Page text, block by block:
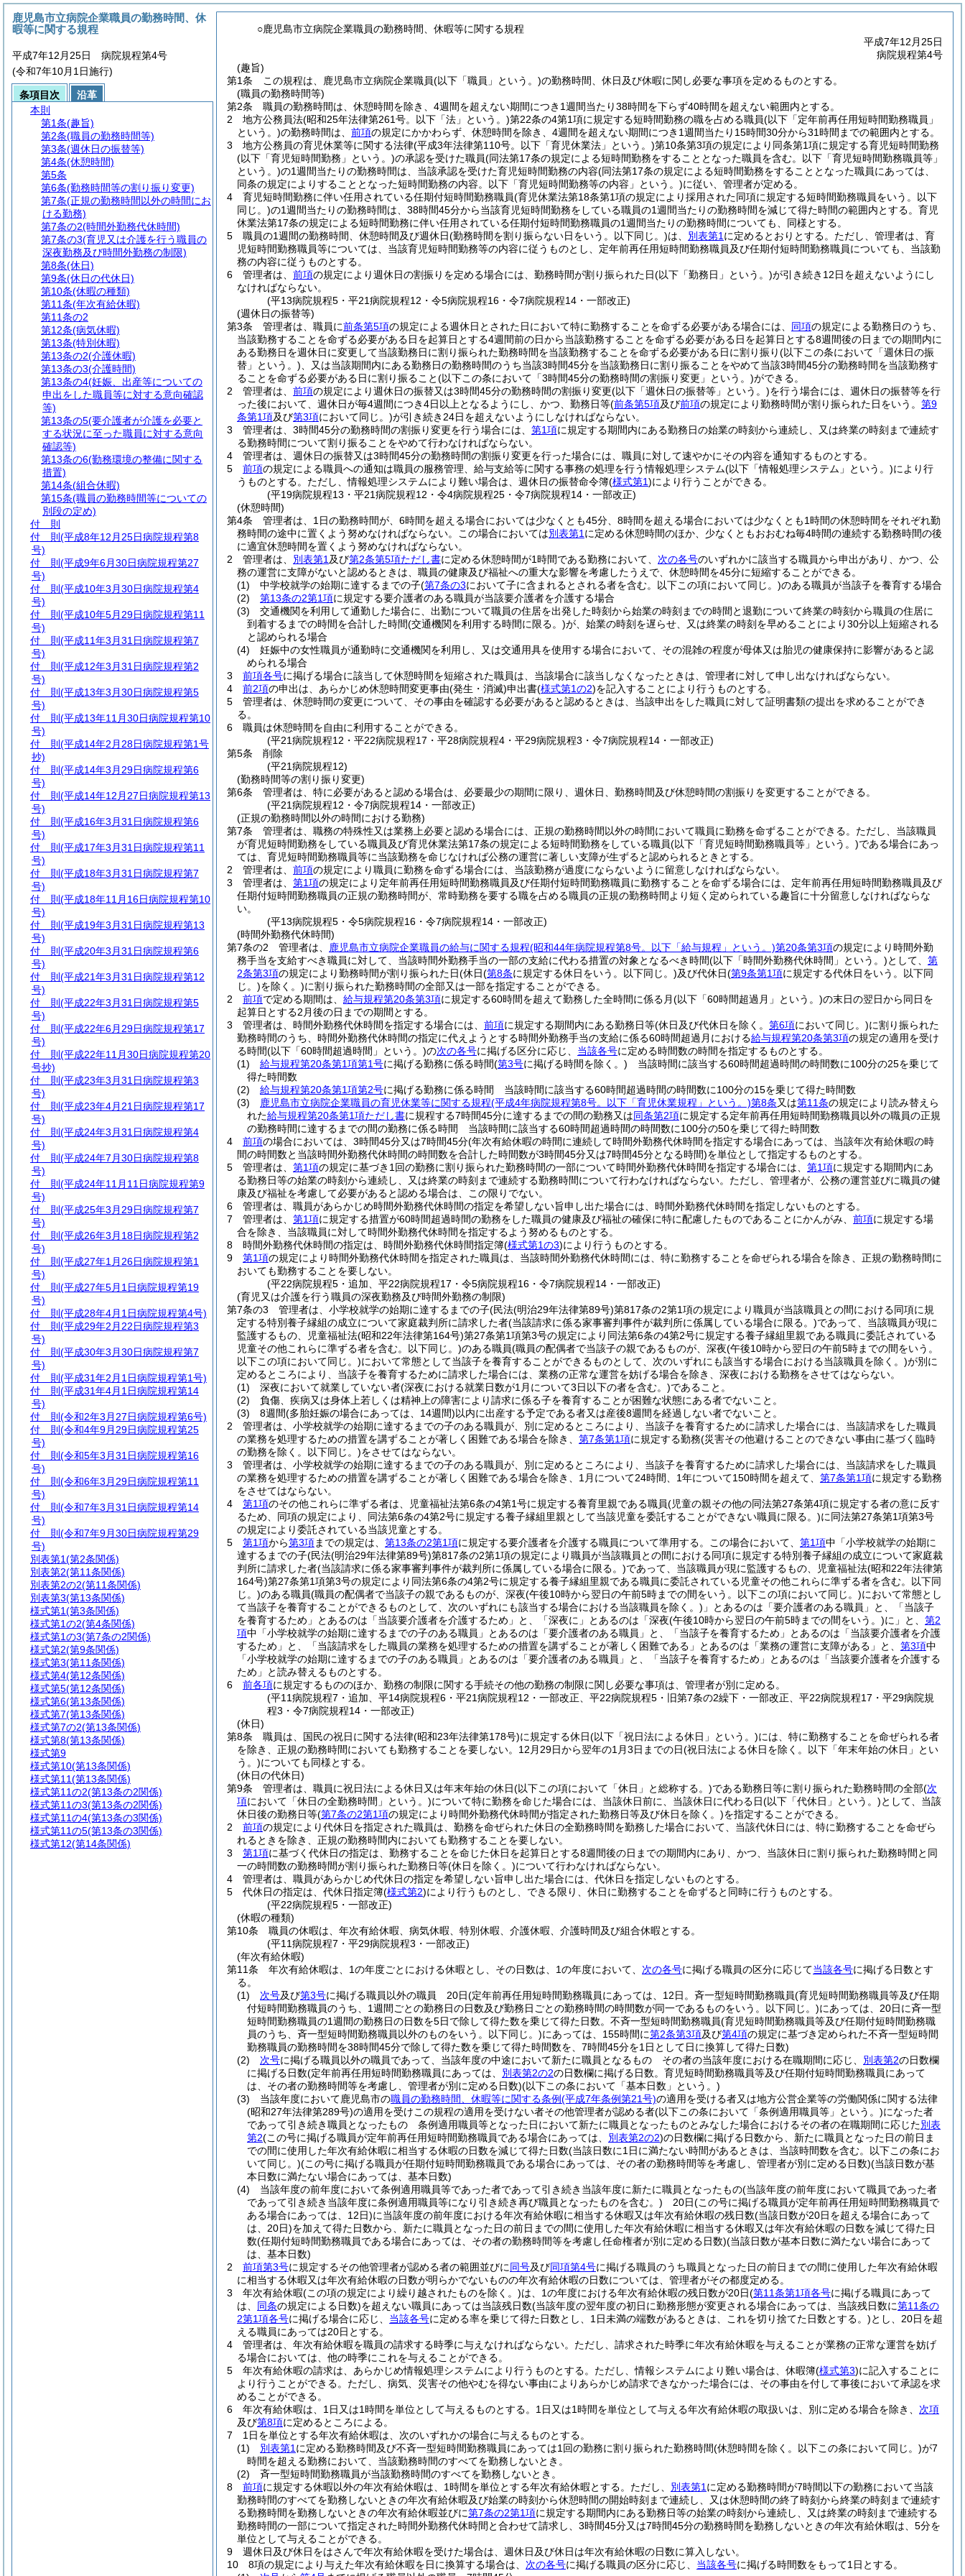
○鹿児島市立病院企業職員の勤務時間、休暇等に関する規程
平成7年12月25日
病院規程第4号
(趣旨)
第1条
この規程は、鹿児島市立病院企業職員(以下「職員」という。)の勤務時間、休日及び休暇に関し必要な事項を定めるものとする。
(職員の勤務時間等)
第2条
職員の勤務時間は、休憩時間を除き、4週間を超えない期間につき1週間当たり38時間を下らず40時間を超えない範囲内とする。
2
地方公務員法(昭和25年法律第261号。以下「法」という。)第22条の4第1項に規定する短時間勤務の職を占める職員(以下「定年前再任用短時間勤務職員」
という。)の勤務時間は、 前項の規定にかかわらず、休憩時間を除き、4週間を超えない期間につき1週間当たり15時間30分から31時間までの範囲内とする。
3
地方公務員の育児休業等に関する法律(平成3年法律第110号。以下「育児休業法」という。)第10条第3項の規定により同条第1項に規定する育児短時間勤務
(以下「育児短時間勤務」という。)の承認を受けた職員(同法第17条の規定による短時間勤務をすることとなった職員を含む。以下「育児短時間勤務職員等」
という。)の1週間当たりの勤務時間は、当該承認を受けた育児短時間勤務の内容(同法第17条の規定による短時間勤務をすることとなった職員にあっては、
同条の規定によりすることとなった短時間勤務の内容。以下「育児短時間勤務等の内容」という。)に従い、管理者が定める。
4
育児短時間勤務に伴い任用されている任期付短時間勤務職員(育児休業法第18条第1項の規定により採用された同項に規定する短時間勤務職員をいう。以下
同じ。)の1週間当たりの勤務時間は、38時間45分から当該育児短時間勤務をしている職員の1週間当たりの勤務時間を減じて得た時間の範囲内とする。 育児
休業法第17条の規定による短時間勤務に伴い任用されている任期付短時間勤務職員の1週間当たりの勤務時間についても、同様とする。
5
職員の1週間の勤務時間、休憩時間及び週休日(勤務時間を割り振らない日をいう。以下同じ。)は、 別表第1 に定めるとおりとする。 ただし、管理者は、育
児短時間勤務職員等については、当該育児短時間勤務等の内容に従うものとし、定年前再任用短時間勤務職員及び任期付短時間勤務職員についても、当該勤
務の内容に従うものとする。
6
管理者は、 前項の規定により週休日の割振りを定める場合には、勤務時間が割り振られた日(以下「勤務日」という。)が引き続き12日を超えないようにし
なければならない。
(平13病院規程5・平21病院規程12・令5病院規程16・令7病院規程14・一部改正)
(週休日の振替等)
第3条
管理者は、職員に前条第5項の規定による週休日とされた日において特に勤務することを命ずる必要がある場合には、 同項の規定による勤務日のうち、
当該勤務することを命ずる必要がある日を起算日とする4週間前の日から当該勤務することを命ずる必要がある日を起算日とする8週間後の日までの期間内に
ある勤務日を週休日に変更して当該勤務日に割り振られた勤務時間を当該勤務することを命ずる必要がある日に割り振り(以下この条において「週休日の振
替」という。) 、又は当該期間内にある勤務日の勤務時間のうち当該3時間45分を当該勤務日に割り振ることをやめて当該3時間45分の勤務時間を当該勤務す
ることを命ずる必要がある日に割り振ること(以下この条において「3時間45分の勤務時間の割振り変更」という。)ができる。
2
管理者は、 前項の規定により週休日の振替又は3時間45分の勤務時間の割振り変更(以下「週休日の振替等」という。)を行う場合には、週休日の振替等を行
った後において、週休日が毎4週間につき4日以上となるようにし、かつ、勤務日等(前条第5項及び前項の規定により勤務時間が割り振られた日をいう。 第9
条第1項及び第3項において同じ。)が引き続き24日を超えないようにしなければならない。
3
管理者は、3時間45分の勤務時間の割振り変更を行う場合には、 第1項に規定する期間内にある勤務日の始業の時刻から連続し、又は終業の時刻まで連続す
る勤務時間について割り振ることをやめて行わなければならない。
4
管理者は、週休日の振替又は3時間45分の勤務時間の割振り変更を行った場合には、職員に対して速やかにその内容を通知するものとする。
5
前項の規定による職員への通知は職員の服務管理、給与支給等に関する事務の処理を行う情報処理システム(以下「情報処理システム」という。)により行
うものとする。ただし、情報処理システムにより難い場合は、週休日の振替命令簿(様式第1)により行うことができる。
(平19病院規程13・平21病院規程12・令4病院規程25・令7病院規程14・一部改正)
(休憩時間)
第4条
管理者は、1日の勤務時間が、6時間を超える場合においては少なくとも45分、8時間を超える場合においては少なくとも1時間の休憩時間をそれぞれ勤
務時間の途中に置くよう努めなければならない。
この場合においては別表第1 に定める休憩時間のほか、少なくともおおむね毎4時間の連続する勤務時間の後
に適宜休憩時間を置くよう努めなければならない。
2
管理者は、 別表第1 及び第2条第5項ただし書に定める休憩時間が1時間である勤務において、 次の各号のいずれかに該当する職員から申出があり、かつ、公
務の運営に支障がないと認めるときは、職員の健康及び福祉への重大な影響を考慮したうえで、休憩時間を45分に短縮することができる。
(1)
中学校就学の始期に達するまでの子(第7条の3において子に含まれるとされる者を含む。以下この項において同じ。)のある職員が当該子を養育する場合
(2)
第13条の2第1項に規定する要介護者のある職員が当該要介護者を介護する場合
(3)
交通機関を利用して通勤した場合に、出勤について職員の住居を出発した時刻から始業の時刻までの時間と退勤について終業の時刻から職員の住居に
到着するまでの時間を合計した時間(交通機関を利用する時間に限る。)が、始業の時刻を遅らせ、又は終業の時刻を早めることにより30分以上短縮される
と認められる場合
(4)
妊娠中の女性職員が通勤時に交通機関を利用し、又は交通用具を使用する場合において、その混雑の程度が母体又は胎児の健康保持に影響があると認
められる場合
3
前項各号に掲げる場合に該当して休憩時間を短縮された職員は、当該場合に該当しなくなったときは、管理者に対して申し出なければならない。
4
前2項の申出は、あらかじめ休憩時間変更事由(発生・消滅)申出書(様式第1の2)を記入することにより行うものとする。
5
管理者は、休憩時間の変更について、その事由を確認する必要があると認めるときは、当該申出をした職員に対して証明書類の提出を求めることができ
る。
6
職員は休憩時間を自由に利用することができる。
(平21病院規程12・平22病院規程17・平28病院規程4・平29病院規程3・令7病院規程14・一部改正)
第5条
削除
(平21病院規程12)
(勤務時間等の割り振り変更)
第6条
管理者は、特に必要があると認める場合は、必要最少の期間に限り、週休日、勤務時間及び休憩時間の割振りを変更することができる。
(平21病院規程12・令7病院規程14・一部改正)
(正規の勤務時間以外の時間における勤務)
第7条
管理者は、職務の特殊性又は業務上必要と認める場合には、正規の勤務時間以外の時間において職員に勤務を命ずることができる。 ただし、当該職員
が育児短時間勤務をしている職員及び育児休業法第17条の規定による短時間勤務をしている職員(以下「育児短時間勤務職員等」という。)である場合にあっ
ては、育児短時間勤務職員等に当該勤務を命じなければ公務の運営に著しい支障が生ずると認められるときとする。
2
管理者は、 前項の規定により職員に勤務を命ずる場合には、当該勤務が過度にならないように留意しなければならない。
3
管理者は、 第1項の規定により定年前再任用短時間勤務職員及び任期付短時間勤務職員に勤務することを命ずる場合には、定年前再任用短時間勤務職員及び
任期付短時間勤務職員の正規の勤務時間が、常時勤務を要する職を占める職員の正規の勤務時間より短く定められている趣旨に十分留意しなければならな
い。
(平13病院規程5・令5病院規程16・令7病院規程14・一部改正)
(時間外勤務代休時間)
第7条の2
管理者は、 鹿児島市立病院企業職員の給与に関する規程(昭和44年病院規程第8号。以下「給与規程」という。)第20条第3項の規定により時間外勤
務手当を支給すべき職員に対して、当該時間外勤務手当の一部の支給に代わる措置の対象となるべき時間(以下「時間外勤務代休時間」という。)として、 第
2条第3項の規定により勤務時間が割り振られた日(休日(第8条に規定する休日をいう。以下同じ。)及び代休日(第9条第1項に規定する代休日をいう。以下同
じ。)を除く。)に割り振られた勤務時間の全部又は一部を指定することができる。
2
前項で定める期間は、 給与規程第20条第3項に規定する60時間を超えて勤務した全時間に係る月(以下「60時間超過月」という。)の末日の翌日から同日を
起算日とする2月後の日までの期間とする。
3
管理者は、時間外勤務代休時間を指定する場合には、 前項に規定する期間内にある勤務日等(休日及び代休日を除く。 第6項において同じ。)に割り振られた
勤務時間のうち、時間外勤務代休時間の指定に代えようとする時間外勤務手当の支給に係る60時間超過月における給与規程第20条第3項の規定の適用を受け
る時間(以下「60時間超過時間」という。)の次の各号に掲げる区分に応じ、 当該各号に定める時間数の時間を指定するものとする。
(1)
給与規程第20条第1項第1号に掲げる勤務に係る時間(第3号に掲げる時間を除く。) 当該時間に該当する60時間超過時間の時間数に100分の25を乗じて
得た時間数
(2)
給与規程第20条第1項第2号に掲げる勤務に係る時間 当該時間に該当する60時間超過時間の時間数に100分の15を乗じて得た時間数
(3)
鹿児島市立病院企業職員の育児休業等に関する規程(平成4年病院規程第8号。以下「育児休業規程」という。)第8条又は第11条の規定により読み替えら
れた給与規程第20条第1項ただし書に規程する7時間45分に達するまでの間の勤務又は同条第2項に規定する定年前再任用短時間勤務職員以外の職員の正規
の勤務時間に達するまでの間の勤務に係る時間 当該時間に該当する60時間超過時間の時間数に100分の50を乗じて得た時間数
4
前項の場合においては、3時間45分又は7時間45分(年次有給休暇の時間に連続して時間外勤務代休時間を指定する場合にあっては、当該年次有給休暇の時
間の時間数と当該時間外勤務代休時間の時間数を合計した時間数が3時間45分又は7時間45分となる時間)を単位として指定するものとする。
5
管理者は、 第1項の規定に基づき1回の勤務に割り振られた勤務時間の一部について時間外勤務代休時間を指定する場合には、 第1項に規定する期間内にあ
る勤務日等の始業の時刻から連続し、又は終業の時刻まで連続する勤務時間について行わなければならない。 ただし、管理者が、公務の運営並びに職員の健
康及び福祉を考慮して必要があると認める場合は、この限りでない。
6
管理者は、職員があらかじめ時間外勤務代休時間の指定を希望しない旨申し出た場合には、時間外勤務代休時間を指定しないものとする。
7
管理者は、 第1項に規定する措置が60時間超過時間の勤務をした職員の健康及び福祉の確保に特に配慮したものであることにかんがみ、 前項に規定する場
合を除き、当該職員に対して時間外勤務代休時間を指定するよう努めるものとする。
8
時間外勤務代休時間の指定は、時間外勤務代休時間指定簿(様式第1の3)により行うものとする。
9
第1項の規定により時間外勤務代休時間を指定された職員は、当該時間外勤務代休時間には、特に勤務することを命ぜられる場合を除き、正規の勤務時間に
おいても勤務することを要しない。
(平22病院規程5・追加、平22病院規程17・令5病院規程16・令7病院規程14・一部改正)
(育児又は介護を行う職員の深夜勤務及び時間外勤務の制限)
第7条の3
管理者は、小学校就学の始期に達するまでの子(民法(明治29年法律第89号)第817条の2第1項の規定により職員が当該職員との間における同項に規
定する特別養子縁組の成立について家庭裁判所に請求した者(当該請求に係る家事審判事件が裁判所に係属している場合に限る。)であって、当該職員が現に
監護するもの、児童福祉法(昭和22年法律第164号)第27条第1項第3号の規定により同法第6条の4第2号に規定する養子縁組里親である職員に委託されている
児童その他これらに準ずる者を含む。以下同じ。)のある職員(職員の配偶者で当該子の親であるものが、深夜(午後10時から翌日の午前5時までの間をいう。
以下この項において同じ。)において常態として当該子を養育することができるものとして、次のいずれにも該当する場合における当該職員を除く。)が別に
定めるところにより、当該子を養育するために請求した場合には、業務の正常な運営を妨げる場合を除き、深夜における勤務をさせてはならない。
(1)
深夜において就業していない者(深夜における就業日数が1月について3日以下の者を含む。)であること。
(2)
負傷、疾病又は身体上若しくは精神上の障害により請求に係る子を養育することが困難な状態にある者でないこと。
(3)
8週間(多胎妊娠の場合にあっては、14週間)以内に出産する予定である者又は産後8週間を経過しない者でないこと。
2
管理者は、小学校就学の始期に達するまでの子のある職員が、別に定めるところにより、当該子を養育するために請求した場合には、当該請求をした職員
の業務を処理するための措置を講ずることが著しく困難である場合を除き、 第7条第1項に規定する勤務(災害その他避けることのできない事由に基づく臨時
の勤務を除く。以下同じ。)をさせてはならない。
3
管理者は、小学校就学の始期に達するまでの子のある職員が、別に定めるところにより、当該子を養育するために請求した場合には、当該請求をした職員
の業務を処理するための措置を講ずることが著しく困難である場合を除き、1月について24時間、1年について150時間を超えて、 第7条第1項に規定する勤務
をさせてはならない。
4
第1項のその他これらに準ずる者は、児童福祉法第6条の4第1号に規定する養育里親である職員(児童の親その他の同法第27条第4項に規定する者の意に反す
るため、同項の規定により、同法第6条の4第2号に規定する養子縁組里親として当該児童を委託することができない職員に限る。)に同法第27条第1項第3号
の規定により委託されている当該児童とする。
5
第1項から第3項までの規定は、 第13条の2第1項に規定する要介護者を介護する職員について準用する。 この場合において、 第1項中「小学校就学の始期に
達するまでの子(民法(明治29年法律第89号)第817条の2第1項の規定により職員が当該職員との間における同項に規定する特別養子縁組の成立について家庭裁
判所に請求した者(当該請求に係る家事審判事件が裁判所に係属している場合に限る。)であって、当該職員が現に監護するもの、児童福祉法(昭和22年法律第
164号)第27条第1項第3号の規定により同法第6条の4第2号に規定する養子縁組里親である職員に委託されている児童その他これらに準ずる者を含む。以下同
じ。)のある職員(職員の配偶者で当該子の親であるものが、深夜(午後10時から翌日の午前5時までの間をいう。以下この項において同じ。)において常態とし
て当該子を養育することができるものとして、次のいずれにも該当する場合における当該職員を除く。) 」とあるのは「要介護者のある職員」と、「当該子
を養育するため」とあるのは「当該要介護者を介護するため」と、「深夜に」とあるのは「深夜(午後10時から翌日の午前5時までの間をいう。)に」と、 第2
項中「小学校就学の始期に達するまでの子のある職員」とあるのは「要介護者のある職員」と、「当該子を養育するため」とあるのは「当該要介護者を介護
するため」と、「当該請求をした職員の業務を処理するための措置を講ずることが著しく困難である」とあるのは「業務の運営に支障がある」と、 第3項中
「小学校就学の始期に達するまでの子のある職員」とあるのは「要介護者のある職員」と、「当該子を養育するため」とあるのは「当該要介護者を介護する
ため」と読み替えるものとする。
6
前各項に規定するもののほか、勤務の制限に関する手続その他の勤務の制限に関し必要な事項は、管理者が別に定める。
(平11病院規程7・追加、平14病院規程6・平21病院規程12・一部改正、平22病院規程5・旧第7条の2繰下・一部改正、平22病院規程17・平29病院規
程3・令7病院規程14・一部改正)
(休日)
第8条
職員は、国民の祝日に関する法律(昭和23年法律第178号)に規定する休日(以下「祝日法による休日」という。)には、特に勤務することを命ぜられる者
を除き、正規の勤務時間においても勤務することを要しない。 12月29日から翌年の1月3日までの日(祝日法による休日を除く。以下「年末年始の休日」とい
う。)についても同様とする。
(休日の代休日)
第9条
管理者は、職員に祝日法による休日又は年末年始の休日(以下この項において「休日」と総称する。)である勤務日等に割り振られた勤務時間の全部(次
項において「休日の全勤務時間」という。)について特に勤務を命じた場合には、当該休日前に、当該休日に代わる日(以下「代休日」という。)として、当該
休日後の勤務日等(第7条の2第1項の規定により時間外勤務代休時間が指定された勤務日等及び休日を除く。)を指定することができる。
2
前項の規定により代休日を指定された職員は、勤務を命ぜられた休日の全勤務時間を勤務した場合において、当該代休日には、特に勤務することを命ぜら
れるときを除き、正規の勤務時間内においても勤務することを要しない。
3
第1項に基づく代休日の指定は、勤務することを命じた休日を起算日とする8週間後の日までの期間内にあり、かつ、当該休日に割り振られた勤務時間と同
一の時間数の勤務時間が割り振られた勤務日等(休日を除く。)について行わなければならない。
4
管理者は、職員があらかじめ代休日の指定を希望しない旨申し出た場合には、代休日を指定しないものとする。
5
代休日の指定は、代休日指定簿(様式第2)により行うものとし、できる限り、休日に勤務することを命ずると同時に行うものとする。
(平22病院規程5・一部改正)
(休暇の種類)
第10条
職員の休暇は、年次有給休暇、病気休暇、特別休暇、介護休暇、介護時間及び組合休暇とする。
(平11病院規程7・平29病院規程3・一部改正)
(年次有給休暇)
第11条
年次有給休暇は、1の年度ごとにおける休暇とし、その日数は、1の年度において、 次の各号に掲げる職員の区分に応じて当該各号に掲げる日数とす
る。
(1)
次号及び第3号に掲げる職員以外の職員 20日(定年前再任用短時間勤務職員にあっては、12日。斉一型短時間勤務職員(育児短時間勤務職員等及び任期
付短時間勤務職員のうち、1週間ごとの勤務日の日数及び勤務日ごとの勤務時間の時間数が同一であるものをいう。以下同じ。)にあっては、20日に斉一型
短時間勤務職員の1週間の勤務日の日数を5日で除して得た数を乗じて得た日数。不斉一型短時間勤務職員(育児短時間勤務職員等及び任期付短時間勤務職
員のうち、斉一型短時間勤務職員以外のものをいう。以下同じ。)にあっては、155時間に第2条第3項及び第4項の規定に基づき定められた不斉一型短時間
勤務職員の勤務時間を38時間45分で除して得た数を乗じて得た時間数を、7時間45分を1日として日に換算して得た日数)
(2)
次号に掲げる職員以外の職員であって、当該年度の中途において新たに職員となるもの その者の当該年度における在職期間に応じ、 別表第2の日数欄
に掲げる日数(定年前再任用短時間勤務職員にあっては、 別表第2の2の日数欄に掲げる日数。育児短時間勤務職員等及び任期付短時間勤務職員にあって
は、その者の勤務時間等を考慮し、管理者が別に定める日数)(以下この条において「基本日数」という。)
(3)
当該年度において鹿児島市の職員の勤務時間、休暇等に関する条例(平成7年条例第21号)の適用を受ける者又は地方公営企業等の労働関係に関する法律
(昭和27年法律第289号)の適用を受けこの規程の適用を受けない者その他管理者が認める者(以下この条において「条例適用職員等」という。)になった者
であって引き続き職員となったもの 条例適用職員等となった日において新たに職員となったものとみなした場合におけるその者の在職期間に応じた別表
第2(この号に掲げる職員が定年前再任用短時間勤務職員である場合にあっては、 別表第2の2)の日数欄に掲げる日数から、新たに職員となった日の前日ま
での間に使用した年次有給休暇に相当する休暇の日数を減じて得た日数(当該日数に1日に満たない時間があるときは、当該時間数を含む。以下この条にお
いて同じ。)(この号に掲げる職員が任期付短時間勤務職員である場合にあっては、その者の勤務時間等を考慮し、管理者が別に定める日数)(当該日数が基
本日数に満たない場合にあっては、基本日数)
(4)
当該年度の前年度において条例適用職員等であった者であって引き続き当該年度に新たに職員となったもの(当該年度の前年度において職員であった者
であって引き続き当該年度に条例適用職員等になり引き続き再び職員となったものを含む。) 20日(この号に掲げる職員が定年前再任用短時間勤務職員で
ある場合にあっては、12日)に当該年度の前年度における年次有給休暇に相当する休暇又は年次有給休暇の残日数(当該日数が20日を超える場合にあって
は、20日)を加えて得た日数から、新たに職員となった日の前日までの間に使用した年次有給休暇に相当する休暇又は年次有給休暇の日数を減じて得た日
数(任期付短時間勤務職員である場合にあっては、その者の勤務時間等を考慮し任命権者が別に定める日数)(当該日数が基本日数に満たない場合にあって
は、基本日数)
2
前項第3号に規定するその他管理者が認める者の範囲並びに同号及び同項第4号に掲げる職員のうち職員となった日の前日までの間に使用した年次有給休暇
に相当する休暇又は年次有給休暇の日数が明らかでないものの年次有給休暇の日数については、管理者がその都度定める。
3
年次有給休暇(この項の規定により繰り越されたものを除く。)は、1の年度における年次有給休暇の残日数が20日(第11条第1項各号に掲げる職員にあって
は、 同条の規定による日数)を超えない職員にあっては当該残日数(当該年度の翌年度の初日に勤務形態が変更される場合にあっては、当該残日数に第11条の
2第1項各号に掲げる場合に応じ、 当該各号に定める率を乗じて得た日数とし、1日未満の端数があるときは、これを切り捨てた日数とする。)とし、20日を超
える職員にあっては20日とする。
4
管理者は、年次有給休暇を職員の請求する時季に与えなければならない。 ただし、請求された時季に年次有給休暇を与えることが業務の正常な運営を妨げ
る場合においては、他の時季にこれを与えることができる。
5
年次有給休暇の請求は、あらかじめ情報処理システムにより行うものとする。ただし、情報システムにより難い場合は、休暇簿(様式第3)に記入することに
より行うことができる。 ただし、病気、災害その他やむを得ない事由によりあらかじめ請求できなかった場合には、その事由を付して事後において承認を求
めることができる。
6
年次有給休暇は、1日又は1時間を単位として与えるものとする。 1日又は1時間を単位として与える年次有給休暇の取扱いは、別に定める場合を除き、 次項
及び第8項に定めるところによる。
7
1日を単位とする年次有給休暇は、次のいずれかの場合に与えるものとする。
(1)
別表第1 に定める勤務時間及び不斉一型短時間勤務職員にあっては1回の勤務に割り振られた勤務時間(休憩時間を除く。以下この条において同じ。)が7
時間を超える勤務において、当該勤務時間のすべてを勤務しないとき。
(2)
斉一型短時間勤務職員が当該勤務時間のすべてを勤務しないとき。
8
前項に規定する休暇以外の年次有給休暇は、1時間を単位とする年次有給休暇とする。 ただし、 別表第1 に定める勤務時間が7時間以下の勤務において当該
勤務時間のすべてを勤務しないときの年次有給休暇及び始業の時刻から休憩時間の開始時刻まで連続し、又は休憩時間の終了時刻から終業の時刻まで連続す
る勤務時間を勤務しないときの年次有給休暇並びに第7条の2第1項に規定する期間内にある勤務日等の始業の時刻から連続し、又は終業の時刻まで連続する
勤務時間の一部について指定された時間外勤務代休時間と合わせて請求し、3時間45分又は7時間45分の勤務時間を勤務しないときの年次有給休暇は、5分を
単位として与えることができる。
9
週休日及び休日をはさんで年次有給休暇を受けた場合は、週休日及び休日は年次有給休暇の日数に算入しない。
10
8項の規定により与えた年次有給休暇を日に換算する場合は、 次の各号に掲げる職員の区分に応じ、 当該各号に掲げる時間数をもって1日とする。
鹿児島市立病院企業職員の勤務時間、休
暇等に関する規程
平成7年12月25日 病院規程第4号
(令和7年10月1日施行)
条項目次
沿革
本則
第1条(趣旨)
第2条(職員の勤務時間等)
第3条(週休日の振替等)
第4条(休憩時間)
第5条
第6条(勤務時間等の割り振り変更)
第7条(正規の勤務時間以外の時間にお
ける勤務)
第7条の2(時間外勤務代休時間)
第7条の3(育児又は介護を行う職員の
深夜勤務及び時間外勤務の制限)
第8条(休日)
第9条(休日の代休日)
第10条(休暇の種類)
第11条(年次有給休暇)
第11条の2
第12条(病気休暇)
第13条(特別休暇)
第13条の2(介護休暇)
第13条の3(介護時間)
第13条の4(妊娠、出産等についての
申出をした職員等に対する意向確認
等)
第13条の5(要介護者が介護を必要と
する状況に至った職員に対する意向
確認等)
第13条の6(勤務環境の整備に関する
措置)
第14条(組合休暇)
第15条(職員の勤務時間等についての
別段の定め)
付 則
付 則 (平成8年12月25日病院規程第8
号)
付 則 (平成9年6月30日病院規程第27
号)
付 則 (平成10年3月30日病院規程第4
号)
付 則 (平成10年5月29日病院規程第11
号)
付 則 (平成11年3月31日病院規程第7
号)
付 則 (平成12年3月31日病院規程第2
号)
付 則 (平成13年3月30日病院規程第5
号)
付 則 (平成13年11月30日病院規程第10
号)
付 則 (平成14年2月28日病院規程第1号
抄)
付 則 (平成14年3月29日病院規程第6
号)
付 則 (平成14年12月27日病院規程第13
号)
付 則 (平成16年3月31日病院規程第6
号)
付 則 (平成17年3月31日病院規程第11
号)
付 則 (平成18年3月31日病院規程第7
号)
付 則 (平成18年11月16日病院規程第10
号)
付 則 (平成19年3月31日病院規程第13
号)
付 則 (平成20年3月31日病院規程第6
号)
付 則 (平成21年3月31日病院規程第12
号)
付 則 (平成22年3月31日病院規程第5
号)
付 則 (平成22年6月29日病院規程第17
号)
付 則 (平成22年11月30日病院規程第20
号抄)
付 則 (平成23年3月31日病院規程第3
号)
付 則 (平成23年4月21日病院規程第17
号)
付 則 (平成24年3月31日病院規程第4
号)
付 則 (平成24年7月30日病院規程第8
号)
付 則 (平成24年11月11日病院規程第9
号)
付 則 (平成25年3月29日病院規程第7
号)
付 則 (平成26年3月18日病院規程第2
号)
付 則 (平成27年1月26日病院規程第1
号)
付 則 (平成27年5月1日病院規程第19
号)
付 則 (平成28年4月1日病院規程第4号)
付 則 (平成29年2月22日病院規程第3
号)
付 則 (平成30年3月30日病院規程第7
号)
付 則 (平成31年2月1日病院規程第1号)
付 則 (平成31年4月1日病院規程第14
号)
付 則 (令和2年3月27日病院規程第6号)
付 則 (令和4年9月29日病院規程第25
号)
付 則 (令和5年3月31日病院規程第16
号)
付 則 (令和6年3月29日病院規程第11
号)
付 則 (令和7年3月31日病院規程第14
号)
付 則 (令和7年9月30日病院規程第29
号)
別表第1(第2条関係)
別表第2(第11条関係)
別表第2の2(第11条関係)
別表第3(第13条関係)
様式第1(第3条関係)
様式第1の2(第4条関係)
様式第1の3(第7条の2関係)
様式第2(第9条関係)
様式第3(第11条関係)
様式第4(第12条関係)
様式第5(第12条関係)
様式第6(第13条関係)
様式第7(第13条関係)
様式第7の2(第13条関係)
様式第8(第13条関係)
様式第9
様式第10(第13条関係)
様式第11(第13条関係)
様式第11の2(第13条の2関係)
様式第11の3(第13条の2関係)
様式第11の4(第13条の3関係)
様式第11の5(第13条の3関係)
様式第12(第14条関係)